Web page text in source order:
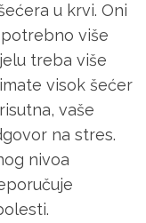
u krvi. Oni
više
treba više
visok šećer
vaše
na stres.
nivoa